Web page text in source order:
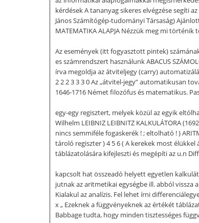
kérdések A tananyag sikeres elvégzése segíti
János Számítógép-tudományi Társaság)
MATEMATIKA ALAPJA Nézzük meg mi
Az események (itt fogyasztott pintek)
es számrendszert használunk ABACUS
írva megoldja az átviteljegy (carry)
2 2 2 3 3 3 0 Az „átvitel-jegy” automatikusan
1646-1716 Német filozófus és matematikus.
egy-egy regisztert, melyek közül az egyik
Wilhelm LEIBNIZ LEIBNITZ KALKULÁTORA
nincs semmiféle fogaskerék ! ; eltolható ! )
tároló regiszter ) 4 5 6 ( A kerekek most élükkel
táblázatolására kifejleszti és megépíti az u.n
kapcsolt hat összeadó helyett egyetlen
jutnak az aritmetikai egységbe ill. abból vissza
Kialakul az analízis. Fel lehet írni
x „ Ezeknek a függvényeknek az értékét
Babbage tudta, hogy minden tisztességes